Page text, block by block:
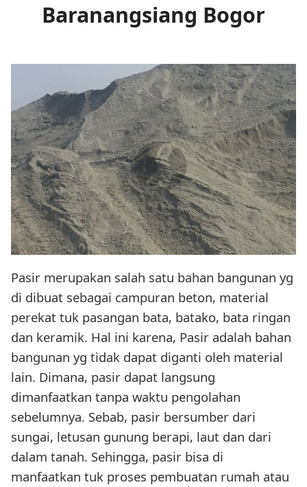
Baranangsiang Bogor
Pasir merupakan salah satu bahan bangunan yg
di dibuat sebagai campuran beton, material
perekat tuk pasangan bata, batako, bata ringan
dan keramik. Hal ini karena, Pasir adalah bahan
bangunan yg tidak dapat diganti oleh material
lain. Dimana, pasir dapat langsung
dimanfaatkan tanpa waktu pengolahan
sebelumnya. Sebab, pasir bersumber dari
sungai, letusan gunung berapi, laut dan dari
dalam tanah. Sehingga, pasir bisa di
manfaatkan tuk proses pembuatan rumah atau